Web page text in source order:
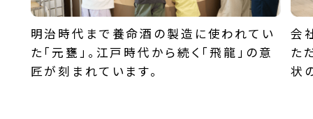
明治時代まで養命酒の製造に使われてい
た「元甕」。江戸時代から続く「飛龍」の意
匠が刻まれています。
会
た
状